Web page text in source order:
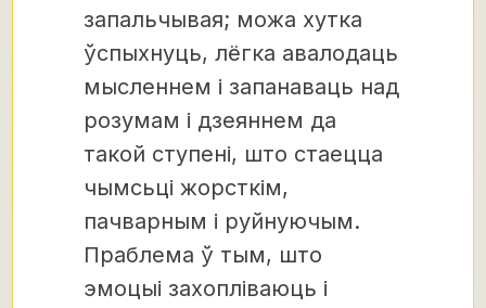
запальчывая; можа хутка
ўспыхнуць, лёгка авалодаць
мысленнем і запанаваць над
розумам і дзеяннем да
такой ступені, што стаецца
чымсьці жорсткім,
пачварным і руйнуючым.
Праблема ў тым, што
эмоцыі захопліваюць і